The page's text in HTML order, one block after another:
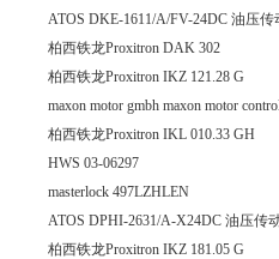
ATOS DKE-1611/A/FV-24DC 油压传
柏西铁龙Proxitron
柏西铁龙Proxitron IKZ
maxon motor gmbh maxon motor
柏西铁龙Proxitron IKL
HWS 03-06297
masterlock 497LZHLEN
ATOS DPHI-2631/A-X24DC 油压传
柏西铁龙Proxitron IKZ